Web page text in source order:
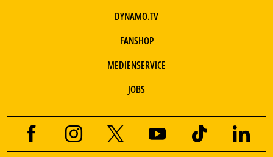
DYNAMO.TV
FANSHOP
MEDIENSERVICE
JOBS